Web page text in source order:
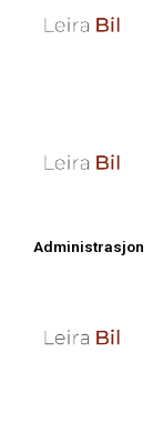
Administrasjon